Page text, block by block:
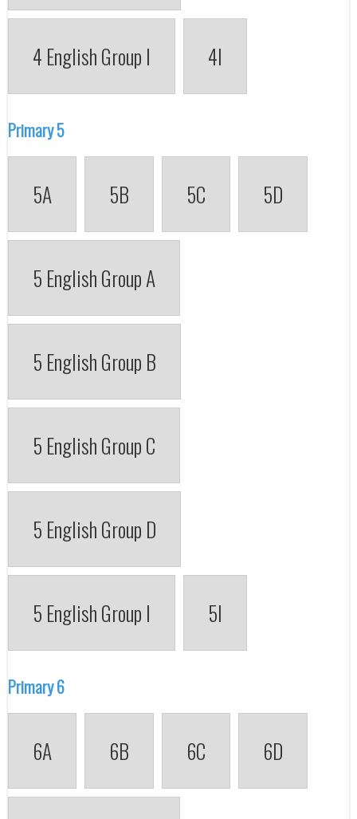
4 English Group I 4I
Primary 5
5A 5B 5C 5D
5 English Group A
5 English Group B
5 English Group C
5 English Group D
5 English Group I 5I
Primary 6
6A 6B 6C 6D